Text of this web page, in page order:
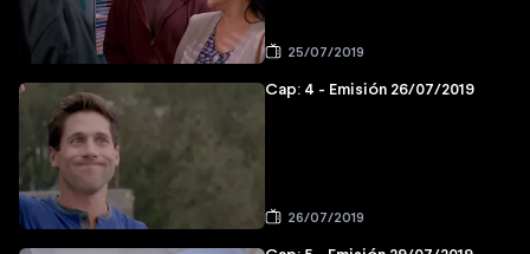
25/07/2019
Cap: 4 - Emisión 26/07/2019
26/07/2019